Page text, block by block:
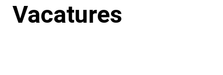
Vacatures